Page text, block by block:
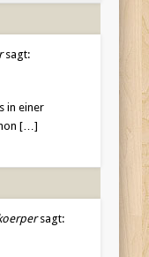
sagt:
in einer
[…]
sagt: